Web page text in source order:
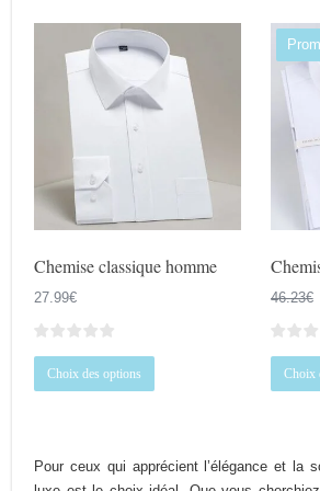
Chemise classique homme
27.99€
Choix des options
produit
variations.
Les
46.23€
Choix
Pour ceux qui apprécient l’élégance et la